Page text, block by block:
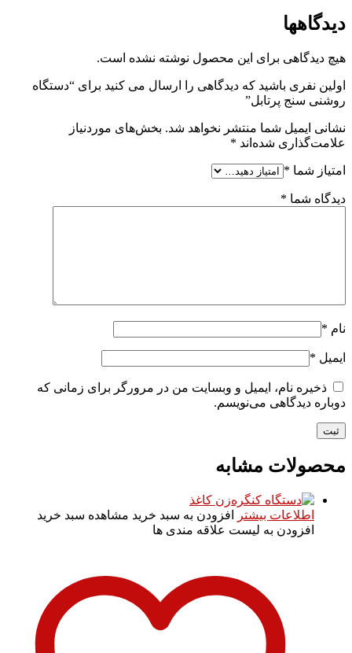
دیدگاهها
هیچ دیدگاهی برای این محصول نوشته نشده است.
اولین نفری باشید که دیدگاهی را ارسال می کنید برای “دستگاه
روشنی سنج پرتابل”
نشانی ایمیل شما منتشر نخواهد شد. بخش‌های موردنیاز
علامت‌گذاری شده‌اند *
امتیاز شما *
دیدگاه شما *
نام *
ایمیل *
ذخیره نام، ایمیل و وبسایت من در مرورگر برای زمانی که
دوباره دیدگاهی می‌نویسم.
محصولات مشابه
اطلاعات بیشتر افزودن به سبد خرید مشاهده سبد خرید
افزودن به لیست علاقه مندی ها